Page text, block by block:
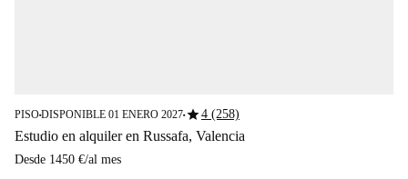
PISO■DISPONIBLE 01 ENERO 2027■star4 (258)
Estudio en alquiler en Russafa, Valencia
Desde 1450 €/al mes